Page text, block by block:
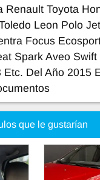
Renault Toyota
Leon Polo
Focus
Spark Aveo
Etc. Del Año 2015
que le gustarían